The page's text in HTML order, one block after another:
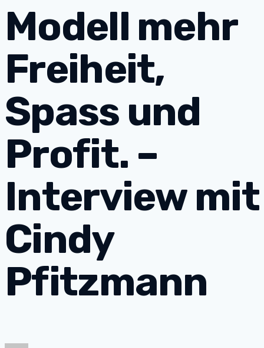
Modell mehr
Freiheit,
Spass und
Profit. –
Interview mit
Cindy
Pfitzmann